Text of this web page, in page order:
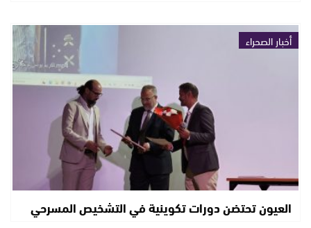
أخبار الصحراء
العيون تحتضن دورات تكوينية في التشخيص المسرحي